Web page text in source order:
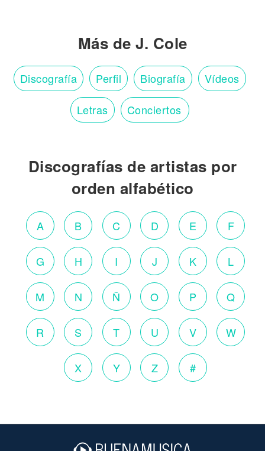
Más de J. Cole
Discografía Perfil Biografía Vídeos
Letras Conciertos
Discografías de artistas por
orden alfabético
A B C D E F
G H I J K L
M N Ñ O P Q
R S T U V W
X Y Z #